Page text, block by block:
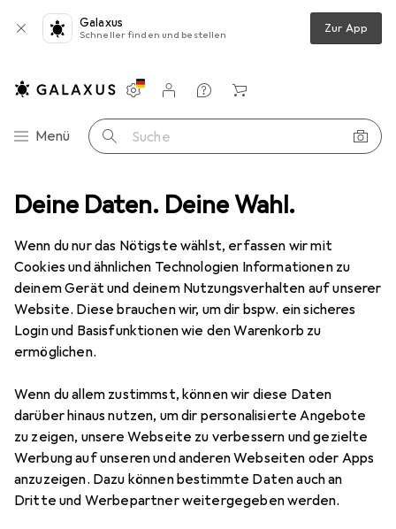
Deine Daten. Deine Wahl.
Wenn du nur das Nötigste wählst, erfassen wir mit
Cookies und ähnlichen Technologien Informationen zu
deinem Gerät und deinem Nutzungsverhalten auf unserer
Website. Diese brauchen wir, um dir bspw. ein sicheres
Login und Basisfunktionen wie den Warenkorb zu
ermöglichen.
Wenn du allem zustimmst, können wir diese Daten
darüber hinaus nutzen, um dir personalisierte Angebote
zu zeigen, unsere Webseite zu verbessern und gezielte
Werbung auf unseren und anderen Webseiten oder Apps
anzuzeigen. Dazu können bestimmte Daten auch an
Dritte und Werbepartner weitergegeben werden.
Galaxus
Schneller finden und bestellen Zur App
Navigation nach Kategorien
Menü Suche
Einstellungen
Kundenkonto
Vergleichslisten
Merklisten
Warenkorb
Bauchtasche Cover-Discount Oxford Gürteltasche M
8 Bilder
−12%
Cover-DiscountOxford Gürteltasche
M
Preis in EUR inkl. MwSt.
EUR
28,90
Bewertungen Marke